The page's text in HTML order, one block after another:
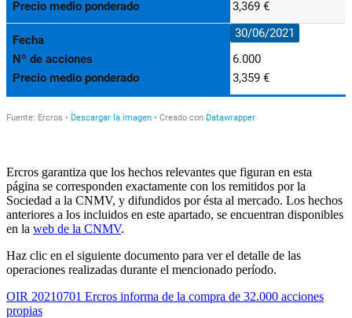
Ercros garantiza que los hechos relevantes que figuran en esta
página se corresponden exactamente con los remitidos por la
Sociedad a la CNMV, y difundidos por ésta al mercado. Los hechos
anteriores a los incluidos en este apartado, se encuentran disponibles
en la web de la CNMV.
Haz clic en el siguiente documento para ver el detalle de las
operaciones realizadas durante el mencionado período.
OIR 20210701 Ercros informa de la compra de 32.000 acciones
propias